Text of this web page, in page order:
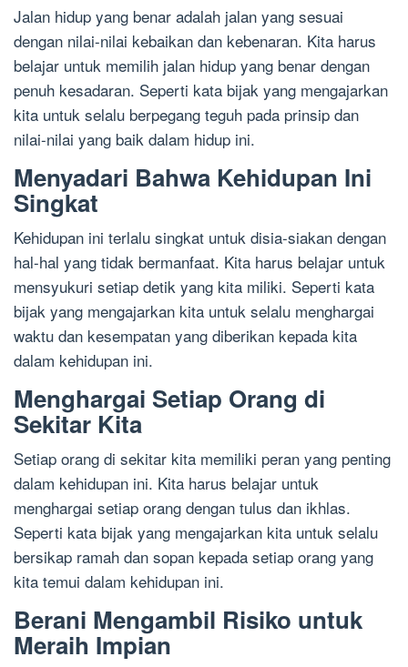
Jalan hidup yang benar adalah jalan yang sesuai
dengan nilai-nilai kebaikan dan kebenaran. Kita harus
belajar untuk memilih jalan hidup yang benar dengan
penuh kesadaran. Seperti kata bijak yang mengajarkan
kita untuk selalu berpegang teguh pada prinsip dan
nilai-nilai yang baik dalam hidup ini.
Menyadari Bahwa Kehidupan Ini
Singkat
Kehidupan ini terlalu singkat untuk disia-siakan dengan
hal-hal yang tidak bermanfaat. Kita harus belajar untuk
mensyukuri setiap detik yang kita miliki. Seperti kata
bijak yang mengajarkan kita untuk selalu menghargai
waktu dan kesempatan yang diberikan kepada kita
dalam kehidupan ini.
Menghargai Setiap Orang di
Sekitar Kita
Setiap orang di sekitar kita memiliki peran yang penting
dalam kehidupan ini. Kita harus belajar untuk
menghargai setiap orang dengan tulus dan ikhlas.
Seperti kata bijak yang mengajarkan kita untuk selalu
bersikap ramah dan sopan kepada setiap orang yang
kita temui dalam kehidupan ini.
Berani Mengambil Risiko untuk
Meraih Impian